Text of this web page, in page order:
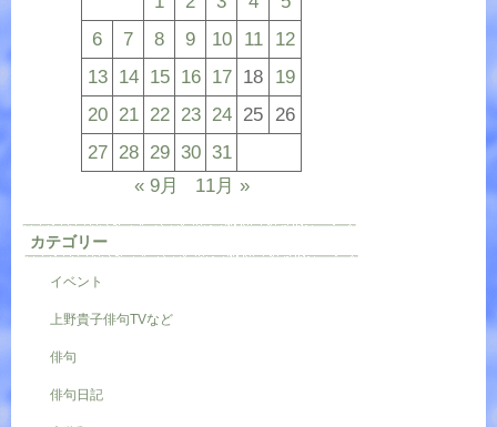
6
7 8 9 10 11
12
13 14 15 16 17 18 19
20 21 22 23 24 25 26
27 28 29 30 31
« 9月
11月 »
カテゴリー
イベント
上野貴子俳句TVなど
俳句
俳句日記